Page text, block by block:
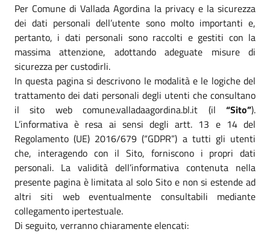
Per Comune di Vallada Agordina la privacy e la sicurezza
dei dati personali dell’utente sono molto importanti e,
pertanto, i dati personali sono raccolti e gestiti con la
massima attenzione, adottando adeguate misure di
sicurezza per custodirli.
In questa pagina si descrivono le modalità e le logiche del
trattamento dei dati personali degli utenti che consultano
il sito web comune.valladaagordina.bl.it (il “Sito”).
L’informativa è resa ai sensi degli artt. 13 e 14 del
Regolamento (UE) 2016/679 (“GDPR”) a tutti gli utenti
che, interagendo con il Sito, forniscono i propri dati
personali. La validità dell’informativa contenuta nella
presente pagina è limitata al solo Sito e non si estende ad
altri siti web eventualmente consultabili mediante
collegamento ipertestuale.
Di seguito, verranno chiaramente elencati: